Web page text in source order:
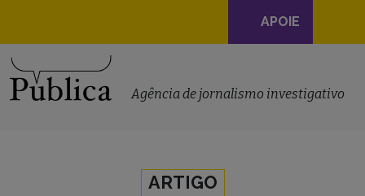
Navegação
principal
APOIE
Agência de jornalismo investigativo
ARTIGO